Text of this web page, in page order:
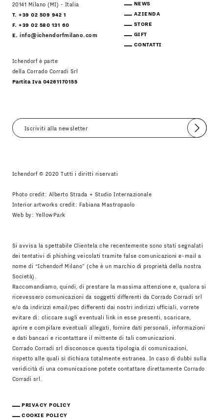
20141 Milano (MI) - Italia
T. +39 02 509 942 1
F. +39 02 580 131 60
E.info@ichendorfmilano.com
Ichendorf è parte
della Corrado Corradi Srl
Partita Iva 04261170155
NEWS
AZIENDA
STORE
GIFT
CONTATTI
Invia
Ichendorf © 2020 Tutti i diritti riservati
Photo credit: Alberto Strada + Studio Internazionale
Interior artworks credit: Fabiana Mastropaolo
Web by: YellowPark
Si avvisa la spettabile Clientela che recentemente sono stati segnalati
dei tentativi di phishing veicolati tramite false comunicazioni e-mail a
nome di “Ichendorf Milano” (che è un marchio di proprietà della nostra
Società).
Raccomandiamo, quindi, di prestare la massima attenzione e, qualora si
ricevessero comunicazioni da soggetti differenti da Corrado Corradi srl
e/o da indirizzi email/pec differenti dai nostri indirizzi ufficiali, vorrete
evitare di: cliccare sugli eventuali link in esse presenti, scaricare,
aprire e compilare eventuali allegati, fornire dati personali, informazioni
e dati bancari e ricontattare il mittente di tali comunicazioni.
Corrado Corradi srl disconosce questa tipologia di comunicazioni,
rispetto alle quali si dichiara totalmente estranea. In caso di dubbi sulla
veridicità di una comunicazione potete contattare direttamente Corrado
Corradi srl.
PRIVACY POLICY
COOKIE POLICY